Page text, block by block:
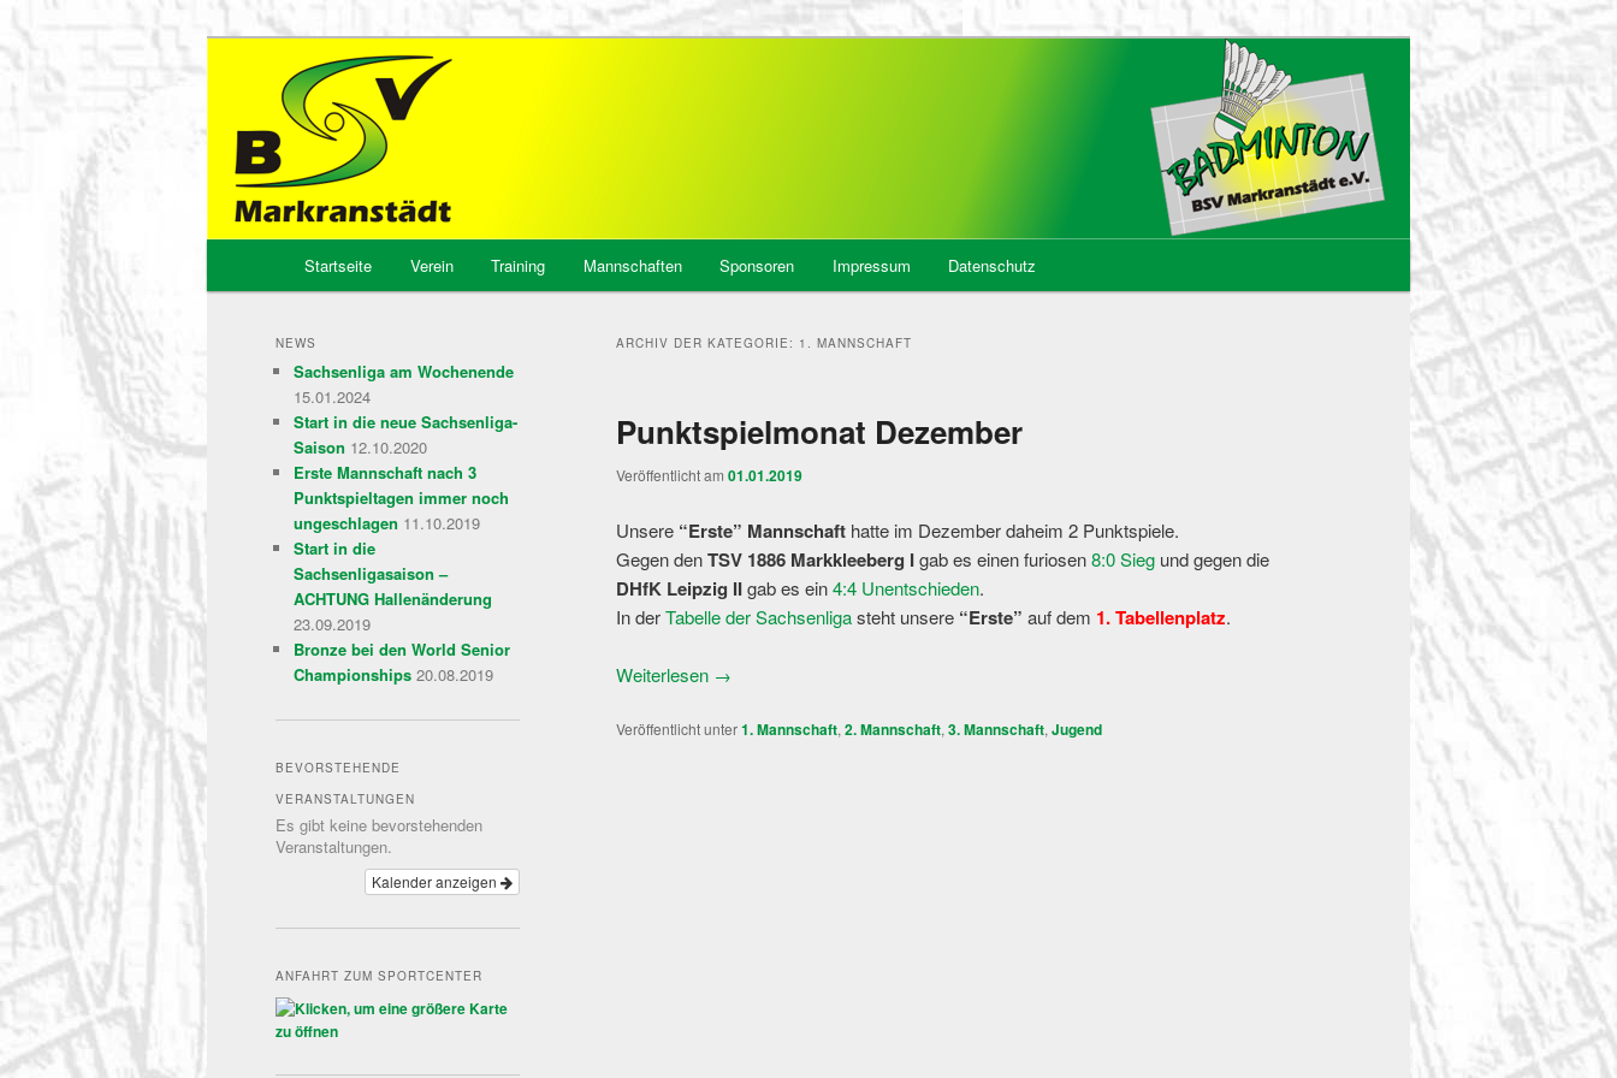
BSV Markranstädt, Abt. Badminton
Zum
wechseln
Zum
Inhalt
wechseln
Startseite Verein Training Mannschaften Sponsoren Impressum Datenschutz
ARCHIV DER KATEGORIE: 1. MANNSCHAFT
Punktspielmonat Dezember
Veröffentlicht am 01.01.2019
Unsere “Erste” Mannschaft hatte im Dezember daheim 2 Punktspiele.
Gegen denTSV 1886 Markkleeberg Igab es einen furiosen8:0 Sieg und gegen die
DHfK Leipzig IIgab es ein4:4 Unentschieden.
In derTabelle der Sachsenligasteht unsere “Erste” auf dem 1. Tabellenplatz.
Weiterlesen →
Veröffentlicht unter1. Mannschaft, 2. Mannschaft, 3. Mannschaft, Jugend
NEWS
Sachsenliga am Wochenende
15.01.2024
Start in die neue Sachsenliga-
Saison 12.10.2020
Erste Mannschaft nach 3
Punktspieltagen immer noch
ungeschlagen 11.10.2019
Start in die
Sachsenligasaison –
ACHTUNG Hallenänderung
23.09.2019
Bronze bei den World Senior
Championships 20.08.2019
BEVORSTEHENDE
VERANSTALTUNGEN
Es gibt keine bevorstehenden
Veranstaltungen.
Kalender anzeigen
ANFAHRT ZUM SPORTCENTER